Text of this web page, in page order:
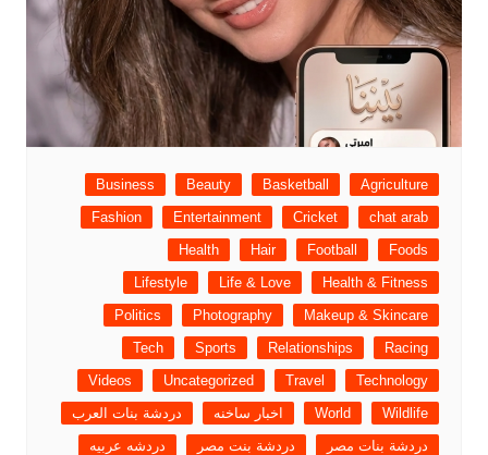
Agriculture
Basketball
Beauty
Business
chat arab
Cricket
Entertainment
Fashion
Foods
Football
Hair
Health
Health & Fitness
Life & Love
Lifestyle
Makeup & Skincare
Photography
Politics
Racing
Relationships
Sports
Tech
Technology
Travel
Uncategorized
Videos
Wildlife
World اخبار ساخنه
دردشة بنات العرب
دردشة بنات مصر
دردشة بنت مصر
دردشه عربيه